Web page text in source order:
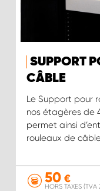
SUPPORT
CÂBLE
Le Support pour
nos étagères de
permet ainsi
rouleaux de
50€
HORS TAXES (TVA